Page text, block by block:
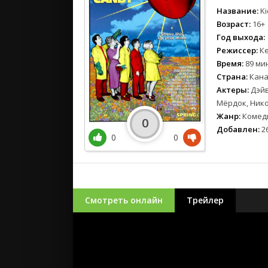
Название:
Возраст: 16+
Год выхода:
Режиссер:
Время: 89
Страна:
Актеры:
Мёрдок,
Жанр:
Добавлен:
0
0
0
Смотреть онлайн Трейлер